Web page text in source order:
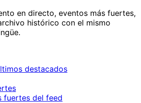
en directo, eventos más fuertes,
histórico con el mismo
destacados
fuertes del feed